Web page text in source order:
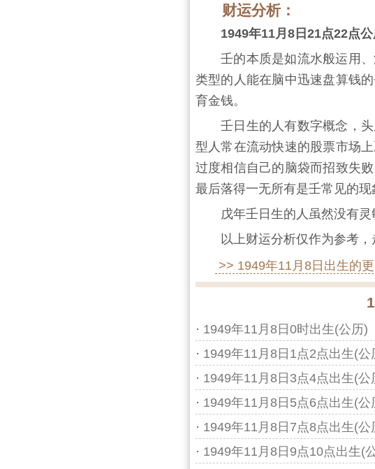
财运分析：
1949年11月8日21点22点
壬的本质是如流水般运用
类型的人能在脑中迅速盘算钱
育金钱。
壬日生的人有数字概念，
型人常在流动快速的股票市场
过度相信自己的脑袋而招致失
最后落得一无所有是壬常见的现
戊年壬日生的人虽然没有
以上财运分析仅作为参考
>> 1949年11月8日出生的
· 1949年11月8日0时出生(公历)
· 1949年11月8日1点2点出生(公
· 1949年11月8日3点4点出生(公
· 1949年11月8日5点6点出生(公
· 1949年11月8日7点8点出生(公
· 1949年11月8日9点10点出生(